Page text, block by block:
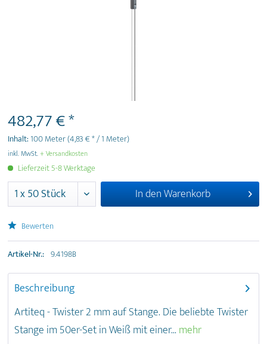
482,77 € *
Inhalt:100 Meter(4,83 € * / 1 Meter)
inkl. MwSt.+ Versandkosten
Lieferzeit 5-8 Werktage
In denWarenkorb
Bewerten
Artikel-Nr.: 9.4198B
Beschreibung
Artiteq - Twister 2 mm auf Stange. Die beliebte Twister
Stange im 50er-Set in Weiß mit einer... mehr